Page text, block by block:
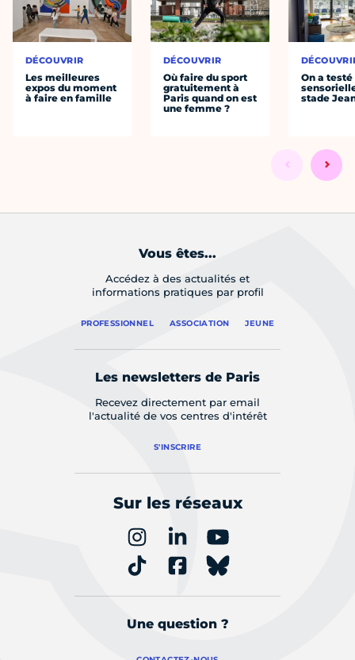
DÉCOUVRIR
Les meilleures
expos du moment
à faire en famille
DÉCOUVRIR
Où faire du sport
gratuitement à
Paris quand on est
une femme ?
On a
stade
Vous êtes...
Accédez à des actualités et
informations pratiques par profil
PROFESSIONNEL ASSOCIATION JEUNE
Les newsletters de Paris
Recevez directement par email
l'actualité de vos centres d'intérêt
S'INSCRIRE
Sur les réseaux
Une question ?